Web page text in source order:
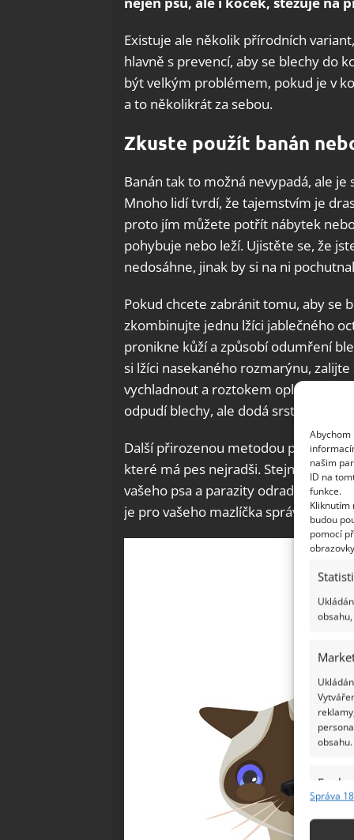
Abychom
našim
ID na
funkce.
Kliknutím
budou
pomocí
obsahu.
Správa
Existuje ale několik přírodních
hlavně s prevencí, aby se blechy do
být velkým problémem, pokud je v
a to několikrát za sebou.
Zkuste použít banán
Banán tak to možná nevypadá, ale
Mnoho lidí tvrdí, že tajemstvím je
proto jím můžete potřít nábytek
pohybuje nebo leží. Ujistěte se, že
nedosáhne, jinak by si na ni
Pokud chcete zabránit tomu, aby se
zkombinujte jednu lžíci jablečného
pronikne kůží a způsobí odumření
si lžíci nasekaného rozmarýnu,
vychladnout a roztokem opláchněte
odpudí blechy, ale dodá srsti svěží
Další přirozenou metodou prevence
které má pes nejradši. Stejně jako u
vašeho psa a parazity odradí.
je pro vašeho mazlíčka správná.